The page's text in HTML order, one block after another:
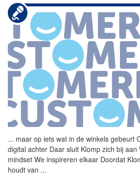
... maar op iets wat in de winkels gebeurt
digital achter Daar sluit Klomp zich bij
mindset We inspireren elkaar Doordat
houdt van ...